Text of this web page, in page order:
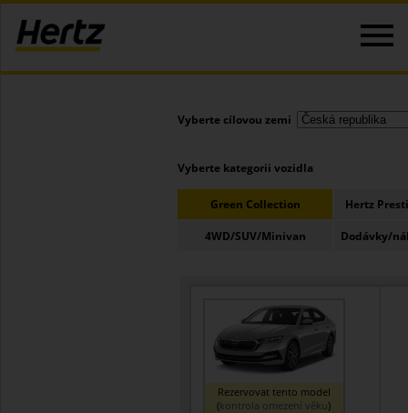
Vyberte cílovou zemi
Vyberte kategorii vozidla
Green Collection Hertz
4WD/SUV/Minivan Dodávky/
Rezervovat tento model
(kontrola omezení věku)